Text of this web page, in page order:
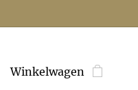
Winkelwagen